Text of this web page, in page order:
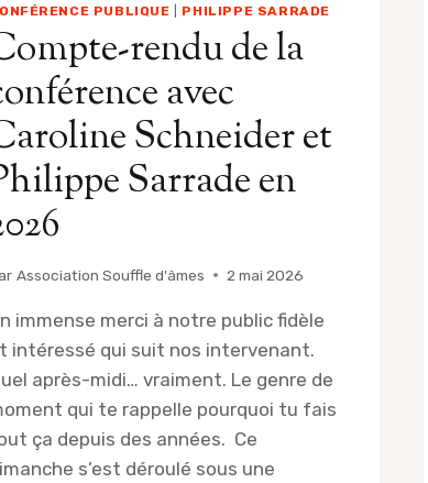
PUBLIQUE
PHILIPPE SARRADE
rendu de la
avec
Schneider et
Sarrade en
Association Souffle d'âmes 2 mai 2026
immense merci à notre public fidèle
intéressé qui suit nos intervenant.
après-midi… vraiment. Le genre de
qui te rappelle pourquoi tu fais
ça depuis des années. Ce
s’est déroulé sous une